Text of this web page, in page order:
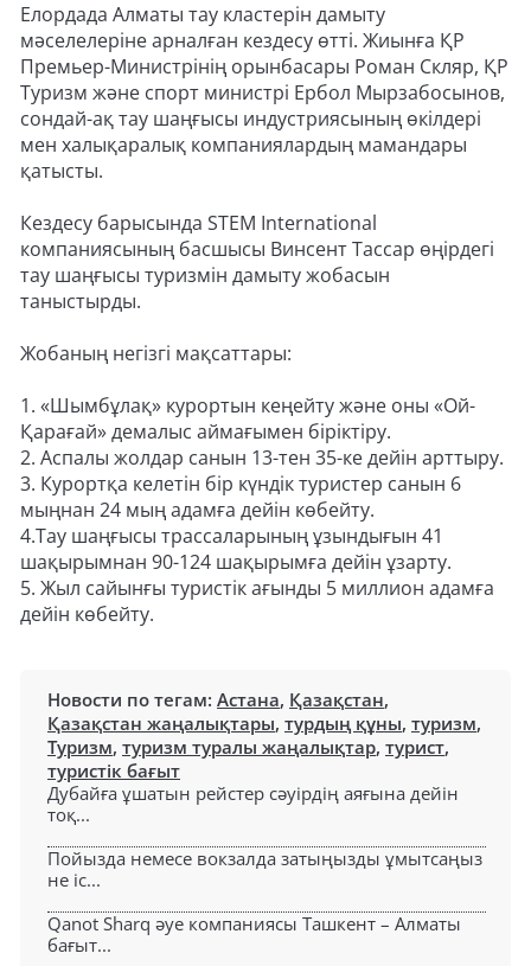
Елордада Алматы тау кластерін дамыту
мәселелеріне арналған кездесу өтті. Жиынға ҚР
Премьер-Министрінің орынбасары Роман Скляр, ҚР
Туризм және спорт министрі Ербол Мырзабосынов,
сондай-ақ тау шаңғысы индустриясының өкілдері
мен халықаралық компаниялардың мамандары
қатысты.
Кездесу барысында STEM International
компаниясының басшысы Винсент Тассар өңірдегі
тау шаңғысы туризмін дамыту жобасын
таныстырды.
Жобаның негізгі мақсаттары:
1. «Шымбұлақ» курортын кеңейту және оны «Ой-
Қарағай» демалыс аймағымен біріктіру.
2. Аспалы жолдар санын 13-тен 35-ке дейін арттыру.
3. Курортқа келетін бір күндік туристер санын 6
мыңнан 24 мың адамға дейін көбейту.
4.Тау шаңғысы трассаларының ұзындығын 41
шақырымнан 90-124 шақырымға дейін ұзарту.
5. Жыл сайынғы туристік ағынды 5 миллион адамға
дейін көбейту.
Новости по тегам: Астана, Қазақстан,
Қазақстан жаңалықтары, турдың құны, туризм,
Туризм, туризм туралы жаңалықтар, турист,
туристік бағыт
Дубайға ұшатын рейстер сәуірдің аяғына дейін
тоқ...
Пойызда немесе вокзалда затыңызды ұмытсаңыз
не іс...
Qanot Sharq әуе компаниясы Ташкент – Алматы
бағыт...